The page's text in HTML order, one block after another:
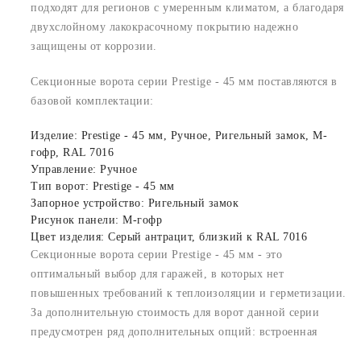
подходят для регионов с умеренным климатом, а благодаря
двухслойному лакокрасочному покрытию надежно
защищены от коррозии.
Секционные ворота серии Prestige - 45 мм поставляются в
базовой комплектации:
Изделие: Prestige - 45 мм, Ручное, Ригельный замок, M-
гофр, RAL 7016
Управление: Ручное
Тип ворот: Prestige - 45 мм
Запорное устройство: Ригельный замок
Рисунок панели: M-гофр
Цвет изделия: Серый антрацит, близкий к RAL 7016
Секционные ворота серии Prestige - 45 мм - это
оптимальный выбор для гаражей, в которых нет
повышенных требований к теплоизоляции и герметизации.
За дополнительную стоимость для ворот данной серии
предусмотрен ряд дополнительных опций: встроенная